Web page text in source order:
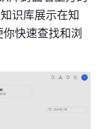
识库展示在知
快速查找和浏